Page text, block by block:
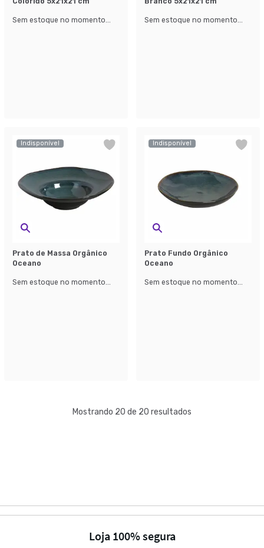
Sem estoque no momento... Sem estoque no momento...
Indisponível
Prato de Massa Orgânico
Oceano
Sem estoque no momento...
Indisponível
Prato Fundo Orgânico
Oceano
Sem estoque no momento...
Mostrando 20 de 20 resultados